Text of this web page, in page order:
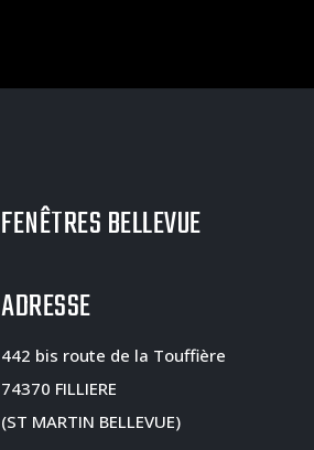
FENÊTRES BELLEVUE
ADRESSE
442 bis route de la Touffière
74370 FILLIERE
(ST MARTIN BELLEVUE)